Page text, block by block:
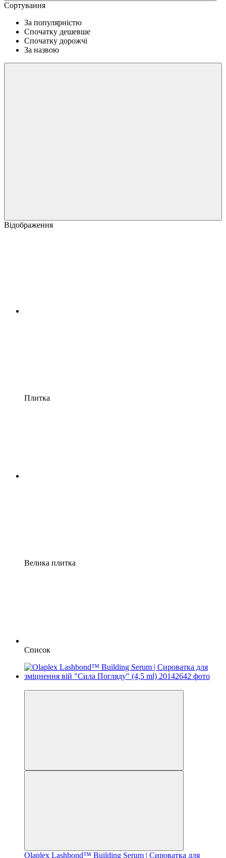
Сортування
За популярністю
Спочатку дешевше
Спочатку дорожчі
За назвою
Відображення
Плитка
Велика плитка
Список
Olaplex Lashbond™ Building Serum | Сироватка для